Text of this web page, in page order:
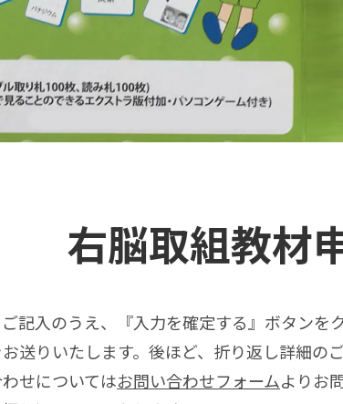
右脳取組教材
記入のうえ、『入力を確定する』ボタンを
送りいたします。後ほど、折り返し詳細の
せについてはお問い合わせフォームよりお